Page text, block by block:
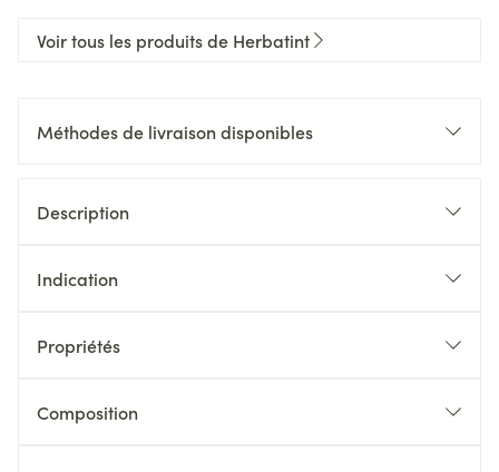
Voir tous les produits de Herbatint
Méthodes de livraison disponibles
Description
Indication
Propriétés
Composition